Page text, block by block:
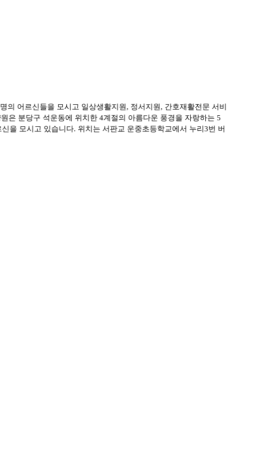
명의 어르신들을 모시고 일상생활지원, 정서지원, 간호재활전문 서비
은 분당구 석운동에 위치한 4계절의 아름다운 풍경을 자랑하는 5
을 모시고 있습니다. 위치는 서판교 운중초등학교에서 누리3번 버